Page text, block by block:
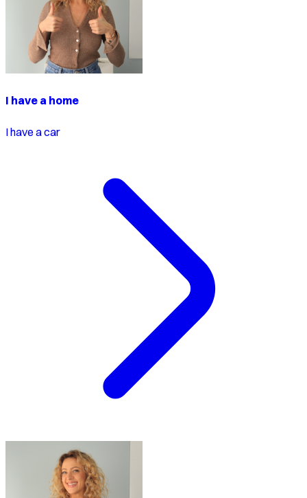
I have a home
I have a car